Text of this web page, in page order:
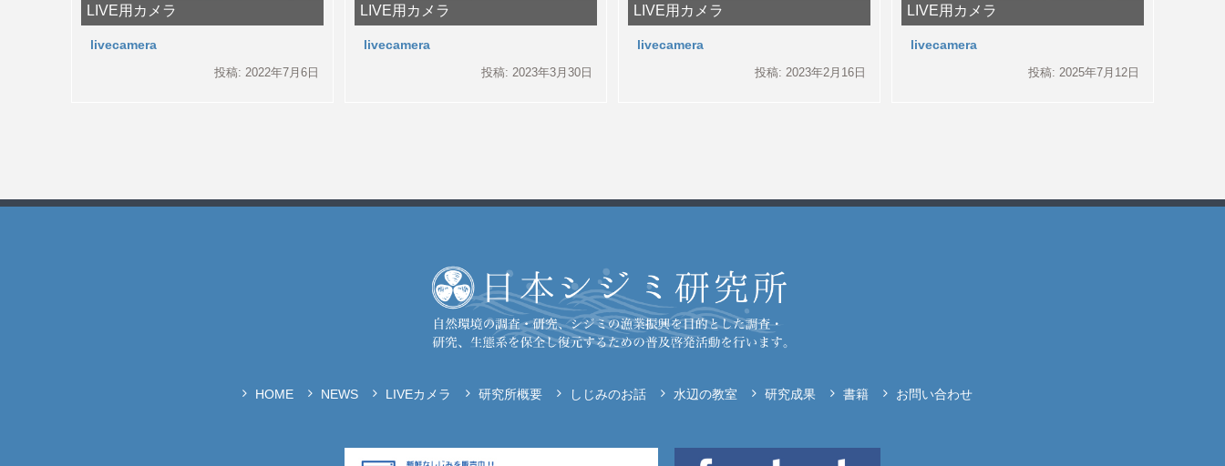
LIVE用カメラ
livecamera
投稿: 2022年7月6日
LIVE用カメラ
livecamera
投稿: 2023年3月30日
LIVE用カメラ
livecamera
投稿: 2023年2月16日
LIVE用カメラ
livecamera
投稿: 2025年7月12日
HOME NEWS LIVEカメラ 研究所概要 しじみのお話 水辺の教室 研究成果 書籍 お問い合わせ